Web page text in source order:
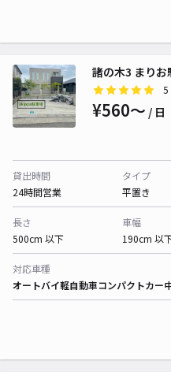
諸の木3 まりお
5
¥560〜 / 日
貸出時間
24時間営業
タイプ
平置き
長さ
500cm 以下
車幅
190cm 以
対応車種
オートバイ軽自動車コンパクトカー